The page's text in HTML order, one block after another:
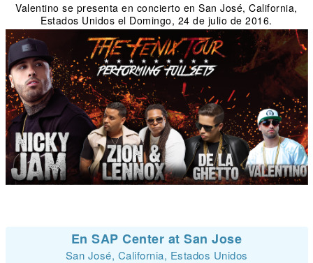
Valentino se presenta en concierto en San José, California,
Estados Unidos el Domingo, 24 de julio de 2016.
En SAP Center at San Jose
San José, California, Estados Unidos